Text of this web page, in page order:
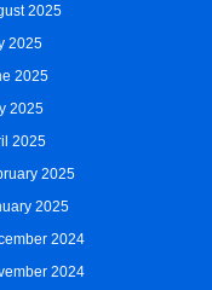
2025
2025
2025
2025
2025
2025
2025
2024
2024